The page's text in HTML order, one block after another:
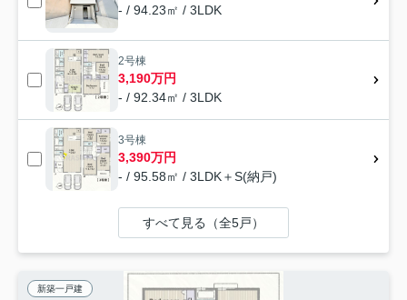
- / 94.23㎡ / 3LDK
2号棟
3,190万円
- / 92.34㎡ / 3LDK
3号棟
3,390万円
- / 95.58㎡ / 3LDK＋S(納戸)
すべて見る（全5戸）
新築一戸建